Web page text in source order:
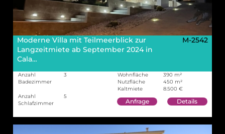
Moderne Villa mit Teilmeerblick zur
Langzeitmiete ab September 2024 in
Cala…
M-2542
Anzahl
Badezimmer
3
Anzahl
Schlafzimmer
5
Wohnfläche
390 m²
Nutzfläche
450 m²
Kaltmiete
8.500 €
Details
Anfrage